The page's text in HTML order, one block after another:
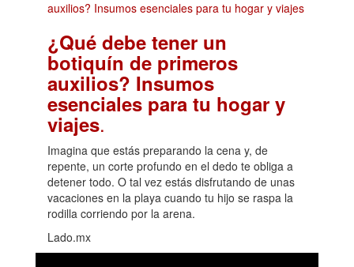
¿Qué debe tener un
botiquín de primeros
auxilios? Insumos
esenciales para tu hogar y
viajes.
Imagina que estás preparando la cena y, de
repente, un corte profundo en el dedo te obliga a
detener todo. O tal vez estás disfrutando de unas
vacaciones en la playa cuando tu hijo se raspa la
rodilla corriendo por la arena.
Lado.mx